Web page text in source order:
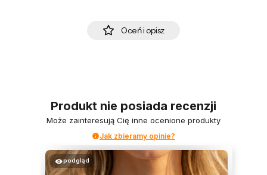
Oceń i opisz
Produkt nie posiada recenzji
Może zainteresują Cię inne ocenione produkty
Jak zbieramy opinie?
podgląd